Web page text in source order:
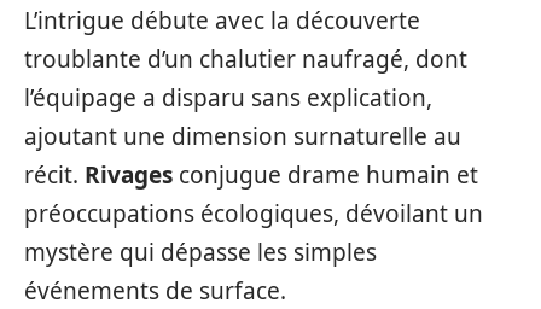
L’intrigue débute avec la découverte
troublante d’un chalutier naufragé, dont
l’équipage a disparu sans explication,
ajoutant une dimension surnaturelle au
récit. Rivages conjugue drame humain et
préoccupations écologiques, dévoilant un
mystère qui dépasse les simples
événements de surface.